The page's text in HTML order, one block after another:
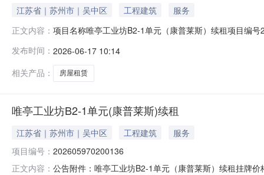
江苏省｜苏州市｜吴中区 工程建筑
服务
正文内容： 项目名称唯亭工业坊B2-1单元（康普莱斯）续租项目编
发布时间： 2026-06-17 10:14
相关产品：
房屋租赁
唯亭工业坊B2-1单元(康普莱斯)续租
江苏省｜苏州市｜吴中区 工程建筑
服务
项目编号： 202605970200136
正文内容： 公告附件：唯亭工业坊B2-1单元（康普莱斯）续租挂牌